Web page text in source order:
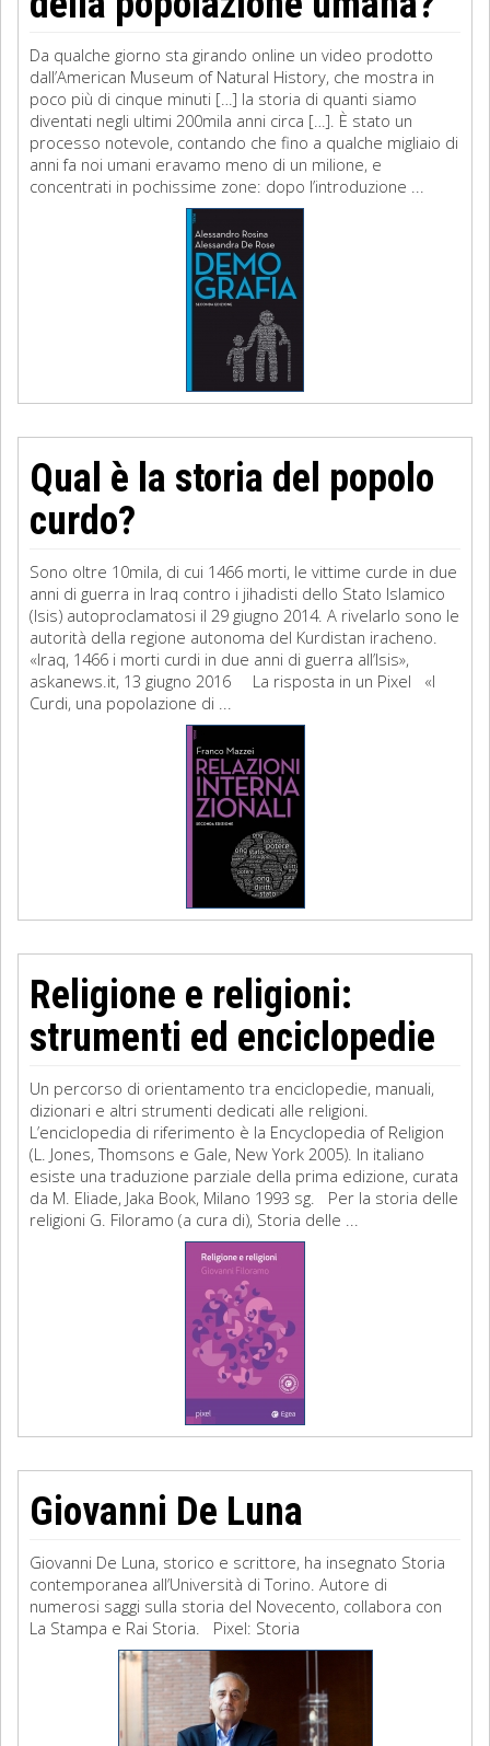
Da qualche giorno sta girando online un video prodotto
dall’American Museum of Natural History, che mostra in
poco più di cinque minuti […] la storia di quanti siamo
diventati negli ultimi 200mila anni circa […]. È stato un
processo notevole, contando che fino a qualche migliaio di
anni fa noi umani eravamo meno di un milione, e
concentrati in pochissime zone: dopo l’introduzione ...
Qual è la storia del popolo
curdo?
Sono oltre 10mila, di cui 1466 morti, le vittime curde in due
anni di guerra in Iraq contro i jihadisti dello Stato Islamico
(Isis) autoproclamatosi il 29 giugno 2014. A rivelarlo sono le
autorità della regione autonoma del Kurdistan iracheno.
«Iraq, 1466 i morti curdi in due anni di guerra all’Isis»,
askanews.it, 13 giugno 2016 La risposta in un Pixel «I
Curdi, una popolazione di ...
Religione e religioni:
strumenti ed enciclopedie
Un percorso di orientamento tra enciclopedie, manuali,
dizionari e altri strumenti dedicati alle religioni.
L’enciclopedia di riferimento è la Encyclopedia of Religion
(L. Jones, Thomsons e Gale, New York 2005). In italiano
esiste una traduzione parziale della prima edizione, curata
da M. Eliade, Jaka Book, Milano 1993 sg. Per la storia delle
religioni G. Filoramo (a cura di), Storia delle ...
Giovanni De Luna
Giovanni De Luna, storico e scrittore, ha insegnato Storia
contemporanea all’Università di Torino. Autore di
numerosi saggi sulla storia del Novecento, collabora con
La Stampa e Rai Storia. Pixel: Storia